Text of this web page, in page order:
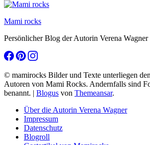
Mami rocks
Persönlicher Blog der Autorin Verena Wagner
© mamirocks Bilder und Texte unterliegen
Autoren von Mami Rocks. Andernfalls sind
benannt. | Blogus von Themeansar.
Über die Autorin Verena Wagner
Impressum
Datenschutz
Blogroll